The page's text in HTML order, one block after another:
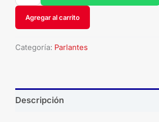
Agregar al carrito
Categoría: Parlantes
Descripción